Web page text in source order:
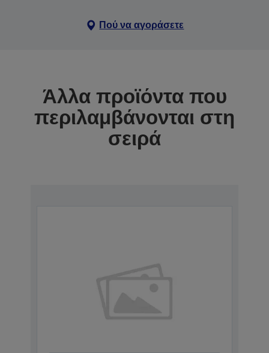
Πού να αγοράσετε
Άλλα προϊόντα που
περιλαμβάνονται στη
σειρά